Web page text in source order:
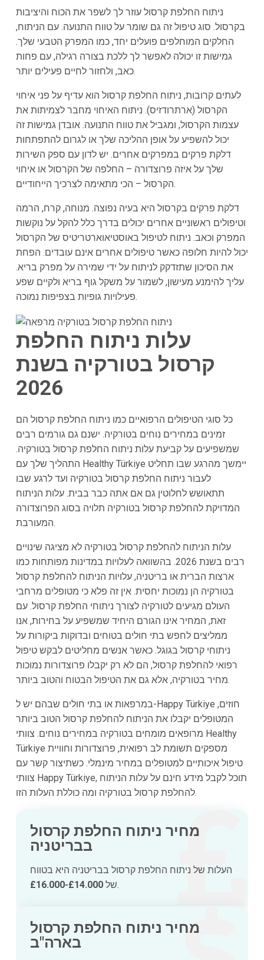
ניתוח החלפת קרסול עוזר לך לשפר את הכוח והיציבות
בקרסול. סוג טיפול זה גם שומר על טווח התנועה. עם הניתוח,
החלקים המוחלפים פועלים יחד, כמו המפרק הטבעי שלך.
גמישות זו יכולה לאפשר לך ללכת בצורה רגילה, עם פחות
כאב, ולחזור לחיים פעילים יותר.
לעתים קרובות, ניתוח החלפת קרסול הוא עדיף על פני איחוי
הקרסול (ארתרודזיס). ניתוח האיחוי מחבר לצמיתות את
עצמות הקרסול, ומגביל את טווח התנועה. אובדן גמישות זה
יכול להשפיע על אופן ההליכה שלך או לגרום להתפתחות
דלקת פרקים במפרקים אחרים. יש לדון עם ספק השירות
שלך על איזה פרוצדורה – החלפה של הקרסול או איחוי
הקרסול – הכי מתאימה לצרכיך הייחודיים.
דלקת פרקים בקרסול היא בעיה נפוצה. מנוחה, קרח, הרמה
וטיפולים ראשוניים אחרים יכולים בדרך כלל להקל על נוקשות
המפרק וכאב. ניתוח לטיפול באוסטיאוארטריטיס של הקרסול
יכול להיות חלופה כאשר טיפולים אחרים אינם עובדים. הפחת
את הסיכון שתזדקק לניתוח על ידי שמירה על מפרק בריא.
עליך להימנע מעישון, לשמור על משקל גוף בריא ולקיים שפע
פעילויות גופיות בצפיפות נמוכה.
עלות ניתוח החלפת
קרסול בטורקיה בשנת
2026
כל סוגי הטיפולים הרפואיים כמו ניתוח החלפת קרסול הם
זמינים במחירים נוחים בטורקיה. ישנם גם גורמים רבים
שמשפיעים על קביעת עלות ניתוח החלפת קרסול בטורקיה.
התהליך שלך עם Healthy Türkiye יימשך מהרגע שבו תחליט
לעבור ניתוח החלפת קרסול בטורקיה ועד לרגע שבו
תתאושש לחלוטין גם אם אתה כבר בבית. עלות הניתוח
המדויקת להחלפת קרסול בטורקיה תלויה בסוג הפרוצדורה
המעורבת.
עלות הניתוח להחלפת קרסול בטורקיה לא מציגה שינויים
רבים בשנת 2026. בהשוואה לעלויות במדינות מפותחות כמו
ארצות הברית או בריטניה, עלויות הניתוח להחלפת קרסול
בטורקיה הן נמוכות יחסית. אין זה פלא כי מטופלים מרחבי
העולם מגיעים לטורקיה לצורך ניתוחי החלפת קרסול. עם
זאת, המחיר אינו הגורם היחיד שמשפיע על בחירות, אנו
ממליצים לחפש בתי חולים בטוחים ובדוקות ביקורות על
ניתוחי קרסול בגוגל. כאשר אנשים מחליטים לבקש טיפול
רפואי להחלפת קרסול, הם לא רק יקבלו פרוצדורות נמוכות
מחיר בטורקיה, אלא גם את הטיפול הבטוח והטוב ביותר.
במרפאות או בתי חולים שבהם יש ל-Happy Türkiye חוזים,
המטופלים יקבלו את הניתוח להחלפת קרסול הטוב ביותר
מרופאים מומחים בטורקיה במחירים נוחים. צוותי Healthy
Türkiye מספקים תשומת לב רפואית, פרוצדורות וחוויית
טיפול איכותיים למטופלים במחיר מינמלי. כשתיצור קשר עם
צוותי Happy Türkiye, תוכל לקבל מידע חינם על עלות הניתוח
להחלפת קרסול בטורקיה ומה כוללת העלות הזו.
מחיר ניתוח החלפת קרסול
בבריטניה
העלות של ניתוח החלפת קרסול בבריטניה היא בטווח
של£14.000-£16.000 .
מחיר ניתוח החלפת קרסול
בארה"ב